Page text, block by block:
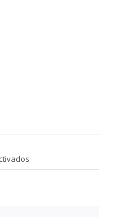
Medidas